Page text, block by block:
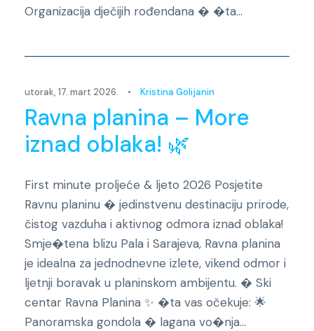
Organizacija dječijih rođendana � �ta...
utorak, 17. mart 2026. • Kristina Golijanin
Ravna planina – More
iznad oblaka! 🌿
First minute proljeće & ljeto 2026 Posjetite
Ravnu planinu � jedinstvenu destinaciju prirode,
čistog vazduha i aktivnog odmora iznad oblaka!
Smje�tena blizu Pala i Sarajeva, Ravna planina
je idealna za jednodnevne izlete, vikend odmor i
ljetnji boravak u planinskom ambijentu. � Ski
centar Ravna Planina ✨ �ta vas očekuje: 🌟
Panoramska gondola � lagana vo�nja...